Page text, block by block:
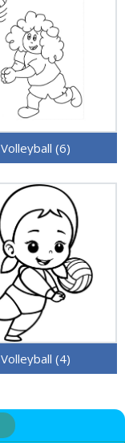
Volleyball (6)
Volleyball (4)